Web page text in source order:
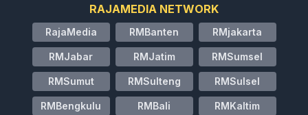
RAJAMEDIA NETWORK
RajaMedia RMBanten RMjakarta
RMJabar RMJatim RMSumsel
RMSumut RMSulteng RMSulsel
RMBengkulu RMBali RMKaltim